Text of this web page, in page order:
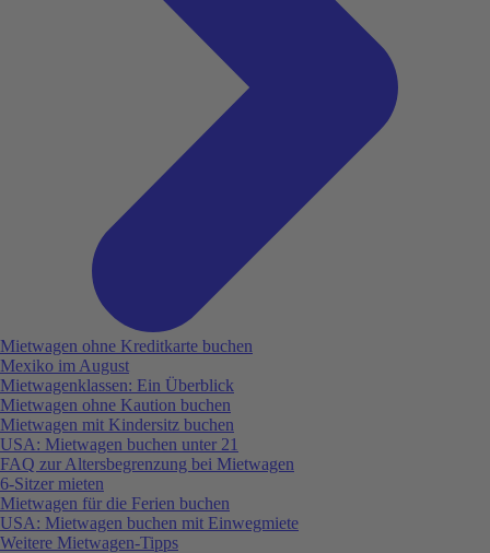
Mietwagen ohne Kreditkarte buchen
Mexiko im August
Mietwagenklassen: Ein Überblick
Mietwagen ohne Kaution buchen
Mietwagen mit Kindersitz buchen
USA: Mietwagen buchen unter 21
FAQ zur Altersbegrenzung bei Mietwagen
6-Sitzer mieten
Mietwagen für die Ferien buchen
USA: Mietwagen buchen mit Einwegmiete
Weitere Mietwagen-Tipps